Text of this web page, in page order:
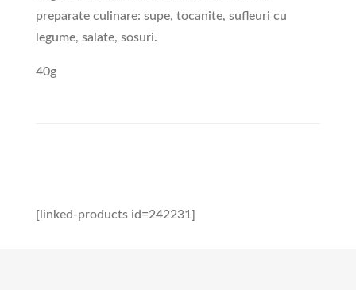
preparate culinare: supe, tocanite, sufleuri cu
legume, salate, sosuri.
40g
[linked-products id=242231]